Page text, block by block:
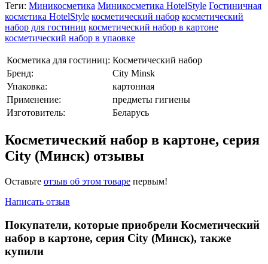
Теги: Миникосметика Миникосметика HotelStyle Гостиничная
косметика HotelStyle косметический набор косметический
набор для гостиниц косметический набор в картоне
косметический набор в упаовке
Косметика для гостиниц: Косметический набор
Бренд:
City Minsk
Упаковка:
картонная
Применение:
предметы гигиены
Изготовитель:
Беларусь
Косметический набор в картоне, серия
Сity (Минск) отзывы
Оставьте отзыв об этом товаре первым!
Написать отзыв
Покупатели, которые приобрели Косметический
набор в картоне, серия Сity (Минск), также
купили